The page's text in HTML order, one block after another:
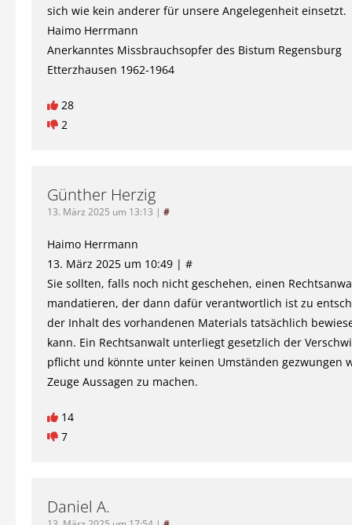
sich wie kein anderer für unsere Angelegenheit einsetzt.
Haimo Herrmann
Anerkanntes Missbrauchsopfer des Bistum Regensburg
Etterzhausen 1962-1964
28
2
Günther Herzig
13. März 2025 um 13:13 | #
Haimo Herrmann
13. März 2025 um 10:49 | #
Sie sollten, falls noch nicht geschehen, einen
mandatieren, der dann dafür verantwortlich ist zu
der Inhalt des vorhandenen Materials tatsächlich
kann. Ein Rechtsanwalt unterliegt gesetzlich der
pflicht und könnte unter keinen Umständen gezwungen
Zeuge Aussagen zu machen.
14
7
Daniel A.